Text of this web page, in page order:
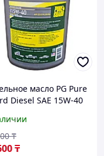
масло PG Pure
Diesel SAE 15W-40
₸
₸